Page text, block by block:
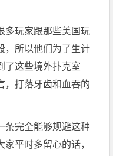
多玩家跟那些美国玩
，所以他们为了生计
了这些境外扑克室
，打落牙齿和血吞的
条完全能够规避这种
平时多留心的话，